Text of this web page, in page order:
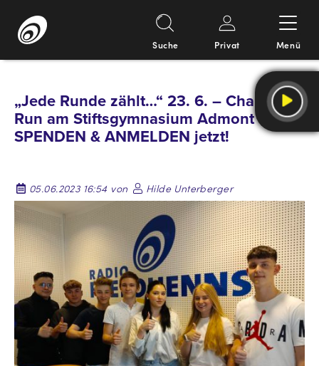
Inhalt
Suche Privat Menü
„Jede Runde zählt…“ 23. 6. – Charity
Run am Stiftsgymnasium Admont –
SPENDEN & ANMELDEN jetzt!
05.06.2023 16:54 von Hilde Unterberger